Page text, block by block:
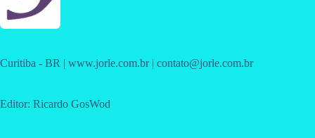
Curitiba - BR | www.jorle.com.br | contato@jorle.com.br
Editor: Ricardo GosWod